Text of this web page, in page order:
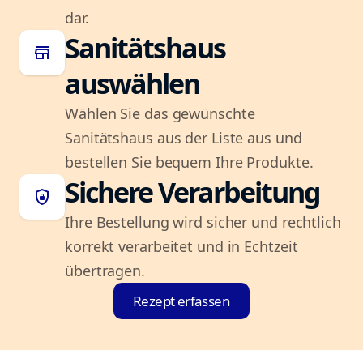
dar.
store
Sanitätshaus
auswählen
Wählen Sie das gewünschte
Sanitätshaus aus der Liste aus und
bestellen Sie bequem Ihre Produkte.
shield_lock Sichere Verarbeitung
Ihre Bestellung wird sicher und rechtlich
korrekt verarbeitet und in Echtzeit
übertragen.
Rezept erfassen